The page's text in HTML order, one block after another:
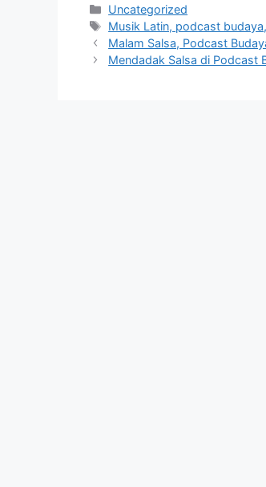
Categories
Uncategorized
Tags
Musik Latin, podcast
Malam Salsa, Podcast
Mendadak Salsa di Podcast